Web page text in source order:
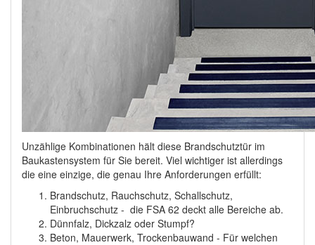
Unzählige Kombinationen hält diese Brandschutztür im
Baukastensystem für Sie bereit. Viel wichtiger ist allerdings
die eine einzige, die genau Ihre Anforderungen erfüllt:
Brandschutz, Rauchschutz, Schallschutz,
Einbruchschutz - die FSA 62 deckt alle Bereiche ab.
Dünnfalz, Dickzalz oder Stumpf?
Beton, Mauerwerk, Trockenbauwand - Für welchen